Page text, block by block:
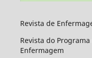
Revista de
Revista do
Enfermagem